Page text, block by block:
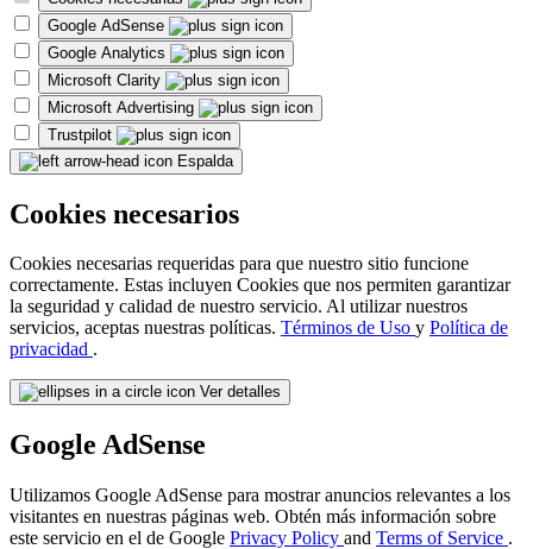
Google AdSense
Google Analytics
Microsoft Clarity
Microsoft Advertising
Trustpilot
Espalda
Cookies necesarios
Cookies necesarias requeridas para que nuestro sitio funcione
correctamente. Estas incluyen Cookies que nos permiten garantizar
la seguridad y calidad de nuestro servicio. Al utilizar nuestros
servicios, aceptas nuestras políticas. Términos de Uso y Política de
privacidad .
Ver detalles
Google AdSense
Utilizamos Google AdSense para mostrar anuncios relevantes a los
visitantes en nuestras páginas web. Obtén más información sobre
este servicio en el de Google Privacy Policy and Terms of Service .